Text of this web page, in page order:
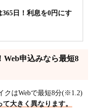
日！利息を0円にす
Web申込みなら最短8
クはWebで最短8分(※1.2)
大きく異なります。